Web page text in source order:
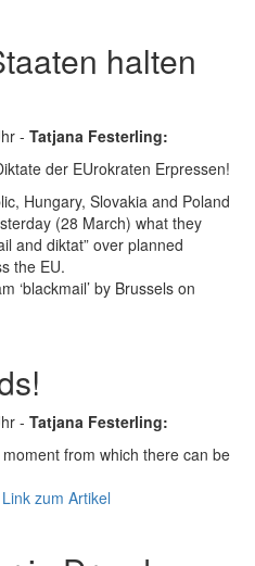
halten
- Tatjana Festerling:
der EUrokraten Erpressen!
Hungary, Slovakia and Poland
(28 March) what they
and diktat” over planned
the EU.
‘blackmail’ by Brussels on
- Tatjana Festerling:
from which there can be
Link zum Artikel